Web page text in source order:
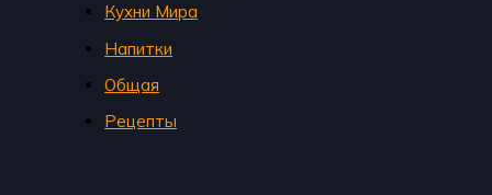
Кухни Мира
Напитки
Общая
Рецепты